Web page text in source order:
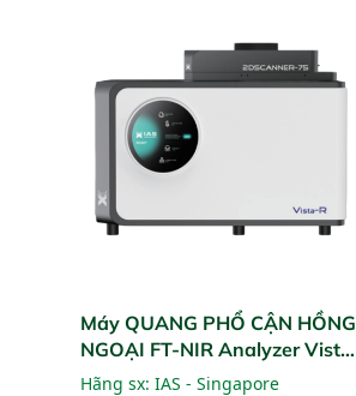
trước đó. Nhưng so với các phiên
bản trước, FPA touch! nhỏ hơn và
nhẹ hơn đáng kể, đồng thời được
nâng cấp với các tính năng mới.
Máy QUANG PHỔ CẬN HỒNG
NGOẠI FT-NIR Analyzer Vista-
R
Hãng sx: IAS - Singapore